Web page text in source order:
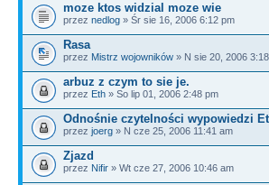
moze ktos widzial moze wie
przez nedlog » Śr sie 16, 2006 6:12 pm
Rasa
przez Mistrz wojowników » N sie 20, 2006
arbuz z czym to sie je.
przez Eth » So lip 01, 2006 2:48 pm
Odnośnie czytelności wypowiedzi
przez joerg » N cze 25, 2006 11:41 am
Zjazd
przez Nifir » Wt cze 27, 2006 10:46 am